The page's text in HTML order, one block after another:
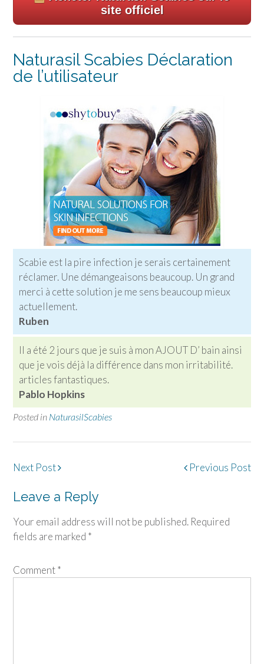
site officiel
Naturasil Scabies Déclaration
de l’utilisateur
Scabie est la pire infection je serais certainement
réclamer. Une démangeaisons beaucoup. Un grand
merci à cette solution je me sens beaucoup mieux
actuellement.
Ruben
Il a été 2 jours que je suis à mon AJOUT D’ bain ainsi
que je vois déjà la différence dans mon irritabilité.
articles fantastiques.
Pablo Hopkins
Posted in NaturasilScabies
Post
Previous Post
Next Post
Leave a Reply
Your email address will not be published. Required
fields are marked *
Comment*